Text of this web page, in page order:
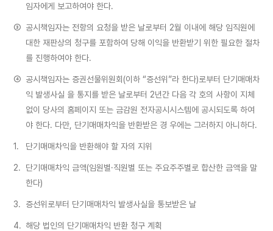
임자에게 보고하여야 한다.
③ 공시책임자는 전항의 요청을 받은 날로부터 2월 이내에 해당 임직원에
대한 재판상의 청구를 포함하여 당해 이익을 반환받기 위한 필요한 절차
를 진행하여야 한다.
④ 공시책임자는 증권선물위원회(이하 “증선위”라 한다)로부터 단기매매차
익 발생사실 을 통지를 받은 날로부터 2년간 다음 각 호의 사항이 지체
없이 당사의 홈페이지 또는 금감원 전자공시시스템에 공시되도록 하여
야 한다. 다만, 단기매매차익을 반환받은 경 우에는 그러하지 아니하다.
1. 단기매매차익을 반환해야 할 자의 지위
2.
단기매매차익 금액(임원별·직원별 또는 주요주주별로 합산한 금액을 말
한다)
3. 증선위로부터 단기매매차익 발생사실을 통보받은 날
4. 해당 법인의 단기매매차익 반환 청구 계획